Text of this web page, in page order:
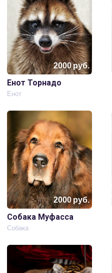
2000руб.
Енот Торнадо
Енот
2000руб.
Собака Муфасса
Собака